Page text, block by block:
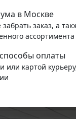
в Москве
заказ, а
ассортимента
оплаты
или картой